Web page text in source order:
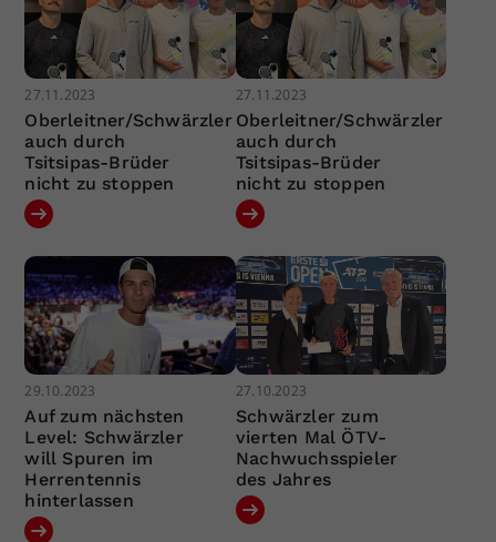
27.11.2023
Oberleitner/Schwärzler
auch durch
Tsitsipas-Brüder
nicht zu stoppen
27.11.2023
Oberleitner/Schwärzler
auch durch
Tsitsipas-Brüder
nicht zu stoppen
29.10.2023
Auf zum nächsten
Level: Schwärzler
will Spuren im
Herrentennis
hinterlassen
27.10.2023
Schwärzler zum
vierten Mal ÖTV-
Nachwuchsspieler
des Jahres